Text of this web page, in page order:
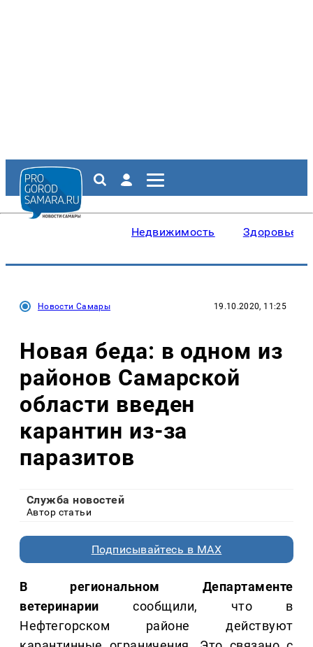
Недвижимость Здоровье
Новости Самары 19.10.2020, 11:25
Новая беда: в одном из
районов Самарской
области введен
карантин из-за
паразитов
Служба новостей
Автор статьи
Подписывайтесь в MAX
В региональном Департаменте
ветеринарии сообщили, что в
Нефтегорском районе действуют